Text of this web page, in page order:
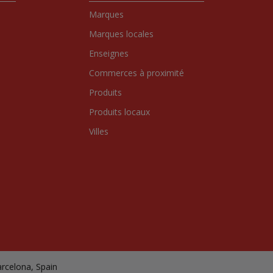
Marques
Marques locales
Enseignes
Commerces à proximité
Produits
Produits locaux
Villes
Spain